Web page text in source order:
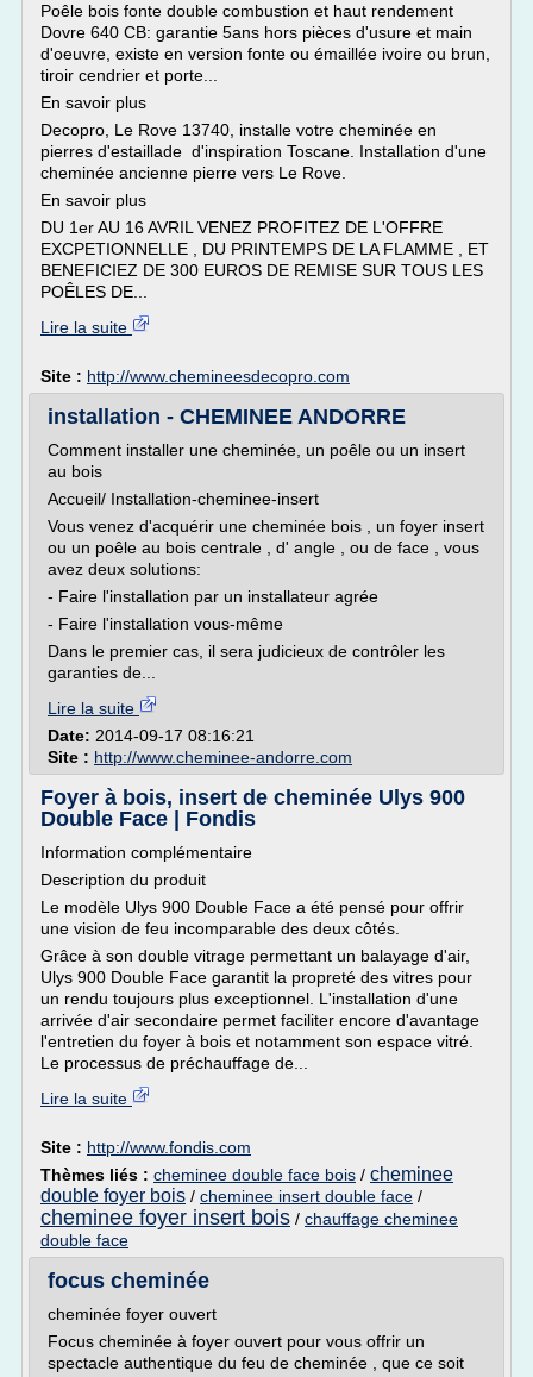
Poêle bois fonte double combustion et haut rendement
Dovre 640 CB: garantie 5ans hors pièces d'usure et main
d'oeuvre, existe en version fonte ou émaillée ivoire ou brun,
tiroir cendrier et porte...
En savoir plus
Decopro, Le Rove 13740, installe votre cheminée en
pierres d'estaillade d'inspiration Toscane. Installation d'une
cheminée ancienne pierre vers Le Rove.
En savoir plus
DU 1er AU 16 AVRIL VENEZ PROFITEZ DE L'OFFRE
EXCPETIONNELLE , DU PRINTEMPS DE LA FLAMME , ET
BENEFICIEZ DE 300 EUROS DE REMISE SUR TOUS LES
POÊLES DE...
Lire la suite
Site : http://www.chemineesdecopro.com
installation - CHEMINEE ANDORRE
Comment installer une cheminée, un poêle ou un insert
au bois
Accueil/ Installation-cheminee-insert
Vous venez d'acquérir une cheminée bois , un foyer insert
ou un poêle au bois centrale , d' angle , ou de face , vous
avez deux solutions:
- Faire l'installation par un installateur agrée
- Faire l'installation vous-même
Dans le premier cas, il sera judicieux de contrôler les
garanties de...
Lire la suite
Date: 2014-09-17 08:16:21
Site : http://www.cheminee-andorre.com
Foyer à bois, insert de cheminée Ulys 900
Double Face | Fondis
Information complémentaire
Description du produit
Le modèle Ulys 900 Double Face a été pensé pour offrir
une vision de feu incomparable des deux côtés.
Grâce à son double vitrage permettant un balayage d'air,
Ulys 900 Double Face garantit la propreté des vitres pour
un rendu toujours plus exceptionnel. L'installation d'une
arrivée d'air secondaire permet faciliter encore d'avantage
l'entretien du foyer à bois et notamment son espace vitré.
Le processus de préchauffage de...
Lire la suite
Site : http://www.fondis.com
Thèmes liés : cheminee double face bois / cheminee
double foyer bois / cheminee insert double face /
cheminee foyer insert bois / chauffage cheminee
double face
focus cheminée
cheminée foyer ouvert
Focus cheminée à foyer ouvert pour vous offrir un
spectacle authentique du feu de cheminée , que ce soit